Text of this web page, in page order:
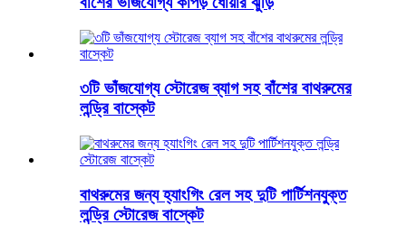
৩টি ভাঁজযোগ্য স্টোরেজ ব্যাগ সহ বাঁশের বাথরুমের
লন্ড্রি বাস্কেট
বাথরুমের জন্য হ্যাংগিং রেল সহ দুটি পার্টিশনযুক্ত
লন্ড্রি স্টোরেজ বাস্কেট